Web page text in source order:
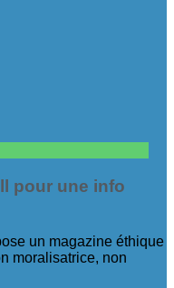
pour une info
un magazine éthique
moralisatrice, non